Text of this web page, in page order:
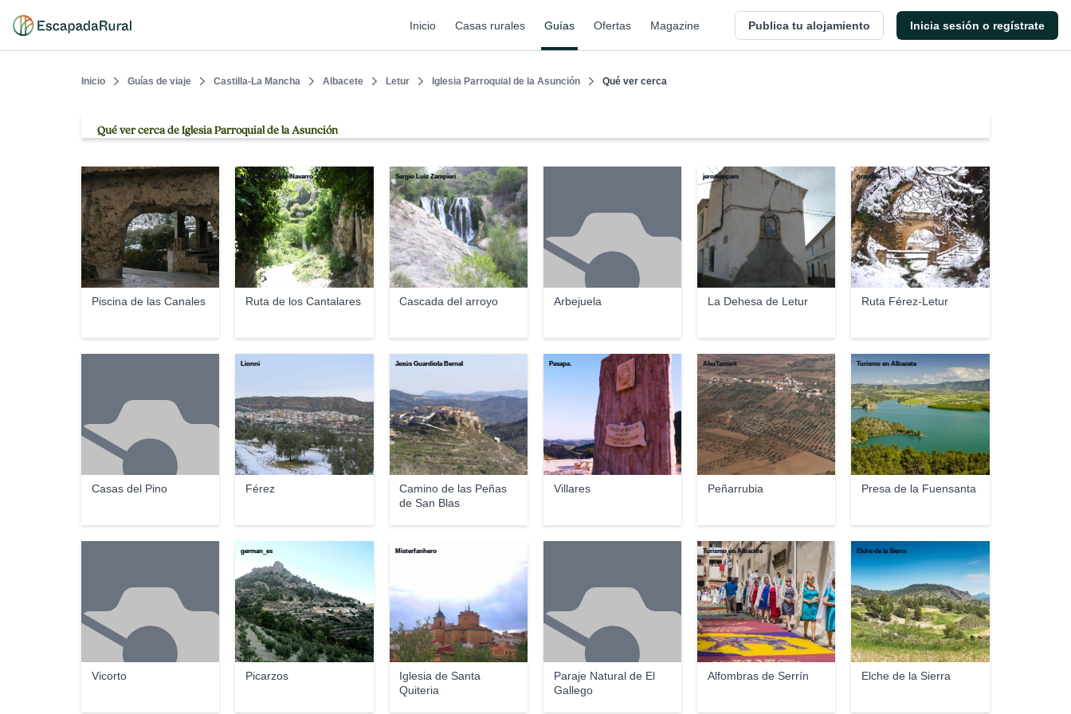
Inicio Casas rurales Guías Ofertas Magazine Publica tu alojamiento Inicia sesión o regístrate
Inicio Guías de viaje Castilla-La Mancha Albacete Letur Iglesia Parroquial de la Asunción Qué ver cerca
Qué ver cerca de Iglesia Parroquial de la Asunción
Piscina de las Canales
Lionni
Ruta de los Cantalares
Manuel Sagredo Navarro
Cascada del arroyo
Sergio Luiz Zampieri
Arbejuela La Dehesa de Letur
jeromespam
Ruta Férez-Letur
graydale
Casas del Pino Férez
Lionni
Camino de las Peñas
de San Blas
Jesús Guardiola Bernal
Villares
Pasapa.
Peñarrubia
AlexTamarit
Presa de la Fuensanta
Turismo en Albacete
Vicorto Picarzos
german_es
Iglesia de Santa
Quiteria
Misterfanhero
Paraje Natural de El
Gallego
Alfombras de Serrín
Turismo en Albacete
Elche de la Sierra
Elche de la Sierra